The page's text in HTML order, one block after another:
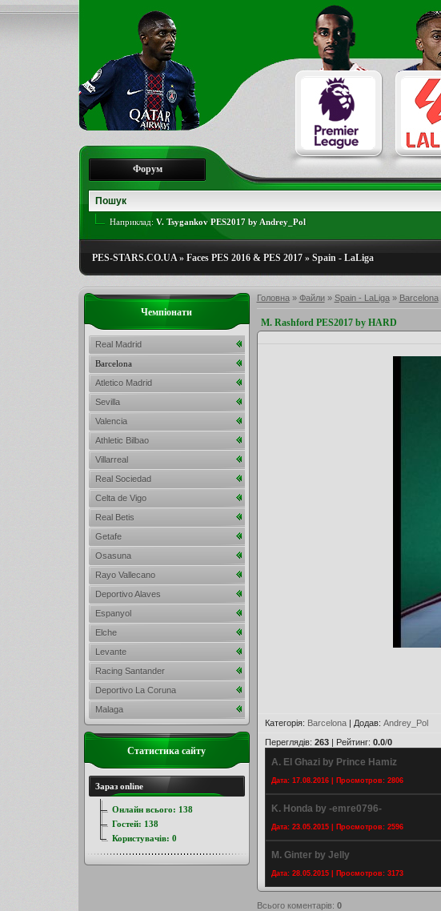
Форум
Наприклад: V. Tsygankov PES2017 by Andrey_Pol
PES-STARS.CO.UA» Faces PES 2016 & PES 2017» Spain - LaLiga
Головна» Файли» Spain - LaLiga» Barcelona
M. Rashford PES2017 by HARD
Категорія: Barcelona| Додав: Andrey_Pol
Переглядів: 263| Рейтинг: 0.0/0
A. El Ghazi by Prince Hamiz
Дата: 17.08.2016 | Просмотров: 2806
K. Honda by -emre0796-
Дата: 23.05.2015 | Просмотров: 2596
M. Ginter by Jelly
Дата: 28.05.2015 | Просмотров: 3173
Всього коментарів: 0
Чемпіонати
Real Madrid
Barcelona
Atletico Madrid
Sevilla
Valencia
Athletic Bilbao
Villarreal
Real Sociedad
Celta de Vigo
Real Betis
Getafe
Osasuna
Rayo Vallecano
Deportivo Alaves
Espanyol
Elche
Levante
Racing Santander
Deportivo La Coruna
Malaga
Статистика сайту
Зараз online
Онлайн всього: 138
Гостей: 138
Користувачів: 0